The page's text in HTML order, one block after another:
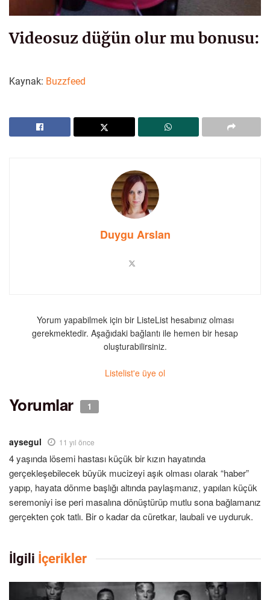
Videosuz düğün olur mu bonusu:
Kaynak: Buzzfeed
Duygu Arslan
Yorum yapabilmek için bir ListeList hesabınız olması
gerekmektedir. Aşağıdaki bağlantı ile hemen bir hesap
oluşturabilirsiniz.
Listelist'e üye ol
Yorumlar 1
aysegul 11 yıl önce
4 yaşında lösemi hastası küçük bir kızın hayatında
gerçekleşebilecek büyük mucizeyi aşık olması olarak “haber”
yapıp, hayata dönme başlığı altında paylaşmanız, yapılan küçük
seremoniyi ise peri masalına dönüştürüp mutlu sona bağlamanız
gerçekten çok tatlı. Bir o kadar da cüretkar, laubali ve uyduruk.
İlgili İçerikler